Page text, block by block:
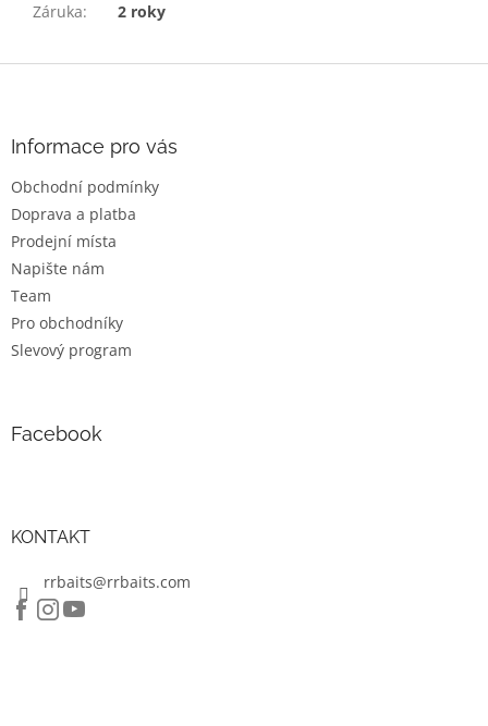
Záruka: 2 roky
Informace pro vás
Obchodní podmínky
Doprava a platba
Prodejní místa
Napište nám
Team
Pro obchodníky
Slevový program
Facebook
KONTAKT
rrbaits@rrbaits.com